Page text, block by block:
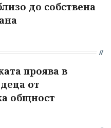
до собствена
проява в
от
общност